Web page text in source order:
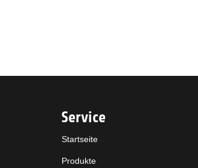
Service
Startseite
Produkte